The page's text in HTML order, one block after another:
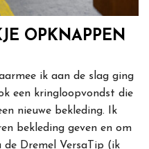
OPKNAPPEN
ik aan de slag ging
een kringloopvondst die
nieuwe bekleding. Ik
bekleding geven en om
Dremel VersaTip (ik